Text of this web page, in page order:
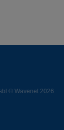
© Wavenet 2026